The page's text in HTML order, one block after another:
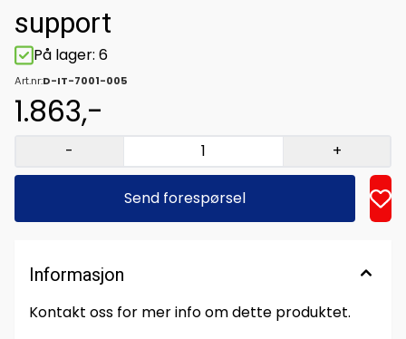
support
På lager: 6
Art.nr:D-IT-7001-005
1.863,-
- +
Send forespørsel
Informasjon
Kontakt oss for mer info om dette produktet.